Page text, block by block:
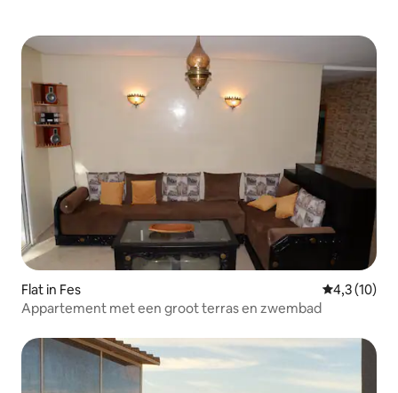
Flat in Fes
4,3 (10)
Appartement met een groot terras en zwembad